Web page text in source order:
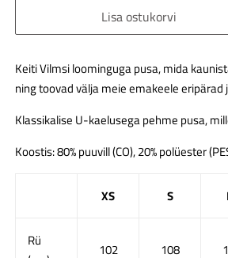
Lisa ostukorvi
Keiti Vilmsi loominguga pusa, mida
ning toovad välja meie emakeele eripärad
Klassikalise U-kaelusega pehme pusa,
Koostis: 80% puuvill (CO), 20% polüester
XS S
Rü
102 108